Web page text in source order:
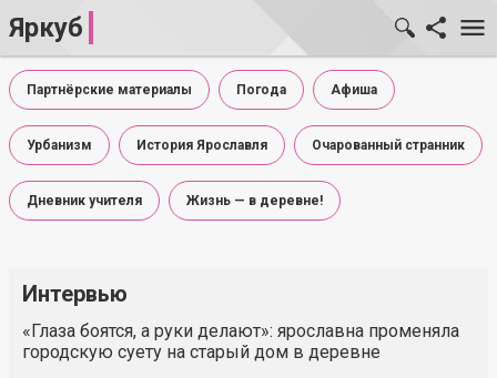
Яркуб
Партнёрские материалы Погода Афиша
Урбанизм История Ярославля Очарованный странник
Дневник учителя Жизнь — в деревне!
Интервью
«Глаза боятся, а руки делают»: ярославна променяла
городскую суету на старый дом в деревне